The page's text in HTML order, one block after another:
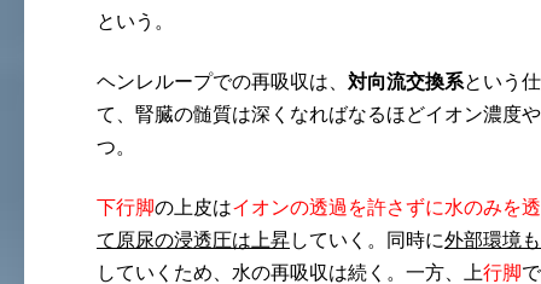
という。
ヘンレループでの再吸収は、 対向流交換系という
て、腎臓の髄質は深くなればなるほどイオン濃度
つ。
下行脚の上皮はイオンの透過を許さずに水のみを
て原尿の浸透圧は上昇していく。同時に外部環境
していくため、水の再吸収は続く。一方、上行脚